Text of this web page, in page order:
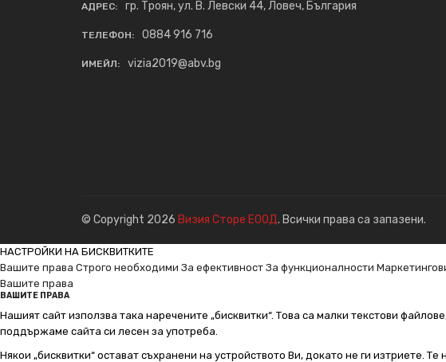
АДРЕС: гр. Троян, ул. В. Левски 44, Ловеч, България
ТЕЛЕФОН: 0884 916 716
ИМЕЙЛ: vizia2019@abv.bg
© Copyright 2026 Визия Сторе ЕООД. Всички права са запазени.
НАСТРОЙКИ НА БИСКВИТКИТЕ
Вашите права Строго необходими За ефективност За функционалности
Вашите права
ВАШИТЕ ПРАВА
Нашият сайт използва така наречените „бисквитки“. Това са малки текстови
поддържаме сайта си лесен за употреба.
Някои „бисквитки“ остават съхранени на устройството Ви, докато не ги